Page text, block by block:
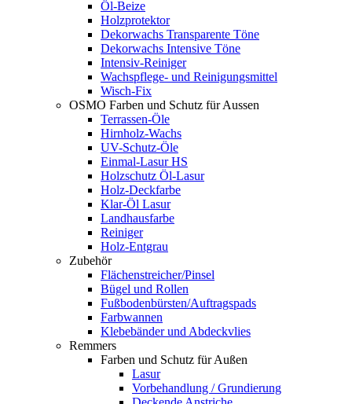
Öl-Beize
Holzprotektor
Dekorwachs Transparente Töne
Dekorwachs Intensive Töne
Intensiv-Reiniger
Wachspflege- und Reinigungsmittel
Wisch-Fix
OSMO Farben und Schutz für Aussen
Terrassen-Öle
Hirnholz-Wachs
UV-Schutz-Öle
Einmal-Lasur HS
Holzschutz Öl-Lasur
Holz-Deckfarbe
Klar-Öl Lasur
Landhausfarbe
Reiniger
Holz-Entgrau
Zubehör
Flächenstreicher/Pinsel
Bügel und Rollen
Fußbodenbürsten/Auftragspads
Farbwannen
Klebebänder und Abdeckvlies
Remmers
Farben und Schutz für Außen
Lasur
Vorbehandlung / Grundierung